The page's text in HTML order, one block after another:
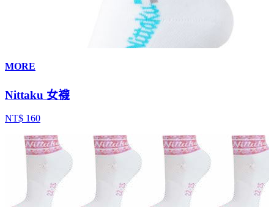
MORE
Nittaku 女襪
NT$ 160